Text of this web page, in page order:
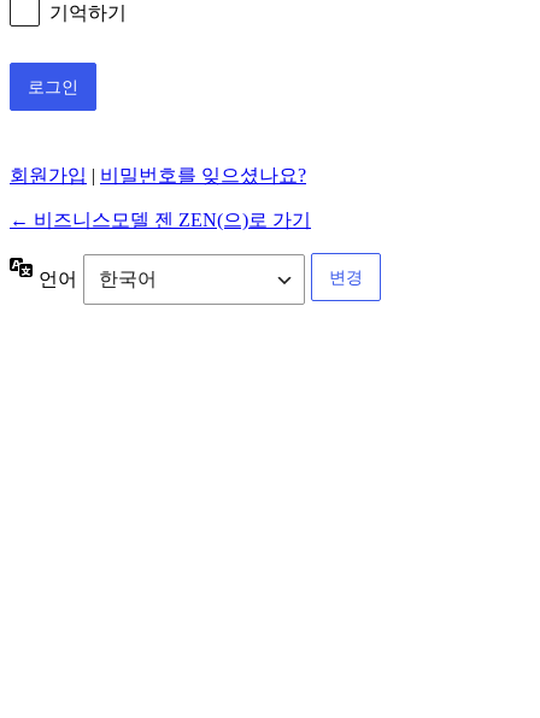
기억하기
회원가입 | 비밀번호를 잊으셨나요?
← 비즈니스모델 젠 ZEN(으)로 가기
언어